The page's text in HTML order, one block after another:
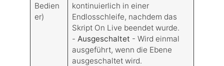
Bedien
er)
kontinuierlich in einer
Endlosschleife, nachdem das
Skript On Live beendet wurde.
- Ausgeschaltet - Wird einmal
ausgeführt, wenn die Ebene
ausgeschaltet wird.